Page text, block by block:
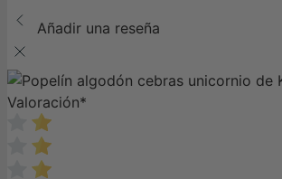
Añadir una reseña
Valoración*